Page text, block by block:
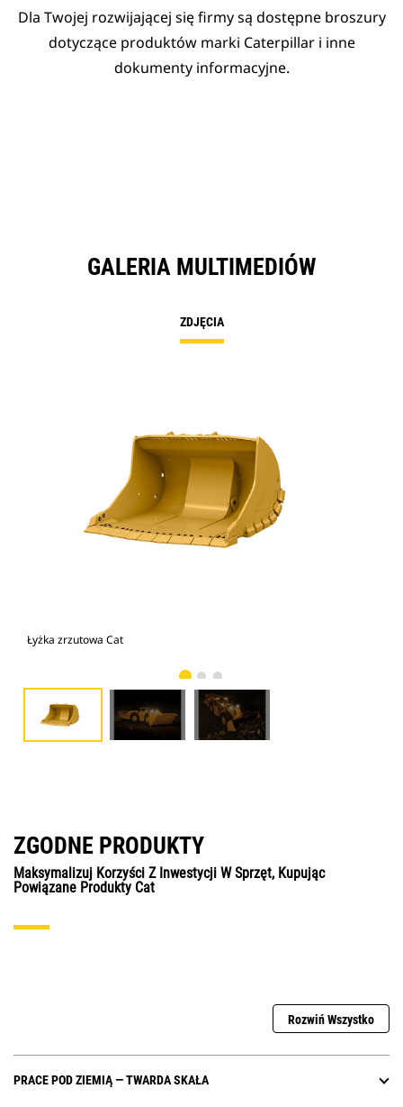
Dla Twojej rozwijającej się firmy są dostępne broszury
dotyczące produktów marki Caterpillar i inne
dokumenty informacyjne.
GALERIA MULTIMEDIÓW
ZDJĘCIA
Łyżka zrzutowa Cat
ZGODNE PRODUKTY
Maksymalizuj Korzyści Z Inwestycji W Sprzęt, Kupując
Powiązane Produkty Cat
Rozwiń Wszystko
PRACE POD ZIEMIĄ — TWARDA SKAŁA